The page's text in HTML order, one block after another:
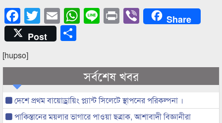
Facebook
Twitter
EmailWhatsApp
LinePrintViberShare
Post
[hupso]
সর্বশেষ খবর
দেশে প্রথম বায়োড্রায়িং প্ল্যান্ট সিলেটে স্থাপনের পরিকল্পনা ।
পাকিস্তানের ময়লার ভাগারে পাওয়া ছত্রাক, আশাবাদী বিজ্ঞানীরা